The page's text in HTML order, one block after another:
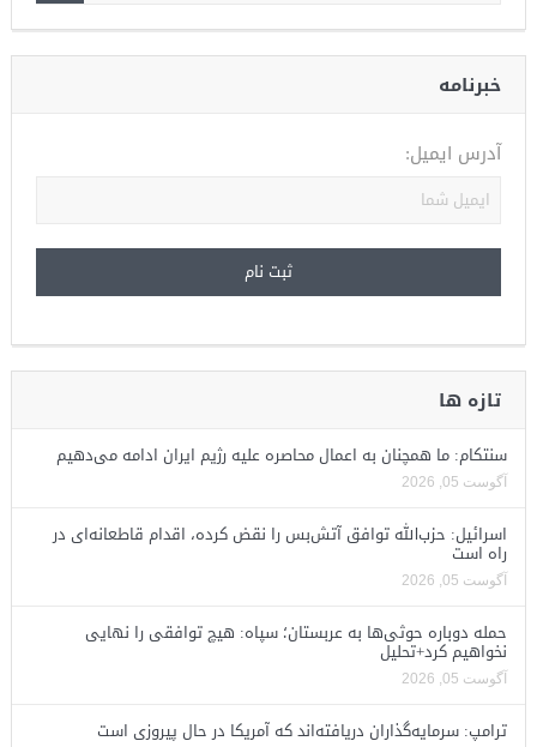
خبرنامه
آدرس ایمیل:
تازه ها
سنتکام: ما همچنان به اعمال محاصره علیه رژیم ایران ادامه می‌دهیم
آگوست 05, 2026
اسرائیل: حزب‌الله توافق آتش‌بس را نقض کرده، اقدام قاطعانه‌ای در
راه است
آگوست 05, 2026
حمله دوباره حوثی‌ها به عربستان؛ سپاه: هیچ توافقی را نهایی
نخواهیم کرد+تحلیل
آگوست 05, 2026
ترامپ: سرمایه‌گذاران دریافته‌اند که آمریکا در حال پیروزی است